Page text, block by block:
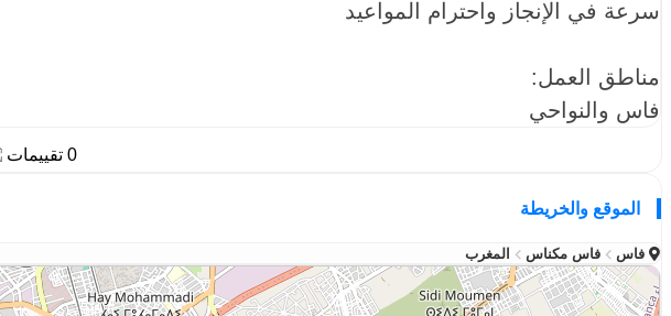
سرعة في الإنجاز واحترام المواعيد
مناطق العمل:
فاس والنواحي
0 تقييمات
الموقع والخريطة
فاس فاس مكناس المغرب